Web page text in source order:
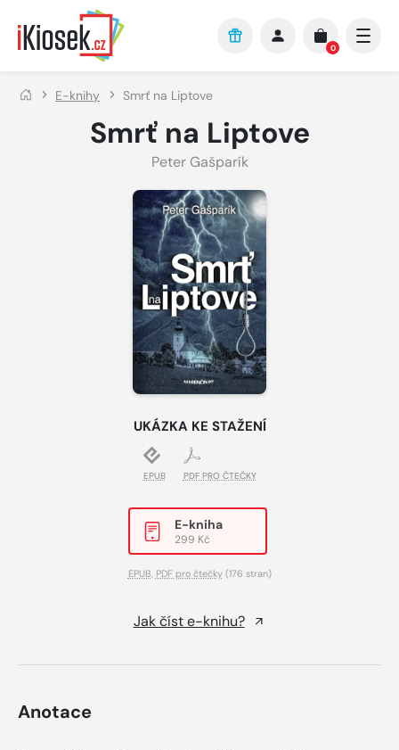
Přejít na hlavní obsah
0
E-knihy Smrť na Liptove
Smrť na Liptove
Peter Gašparík
UKÁZKA KE STAŽENÍ
EPUB PDF PRO ČTEČKY
E-kniha
299 Kč
EPUB, PDF pro čtečky(176 stran)
Jak číst e-knihu?
Anotace